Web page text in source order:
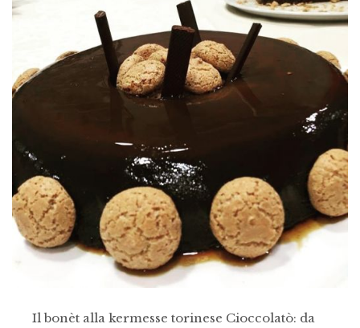
Il bonèt alla kermesse torinese Cioccolatò: da